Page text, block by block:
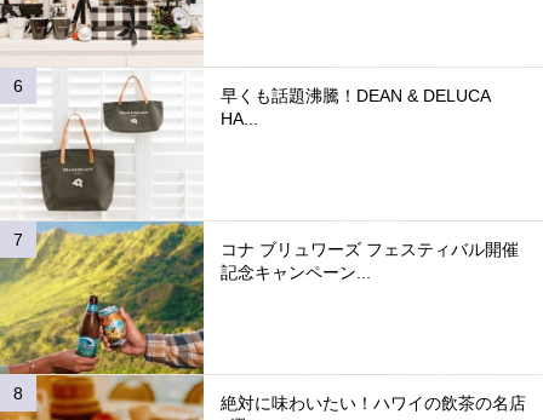
早くも話題沸騰！DEAN & DELUCA
HA...
コナ ブリュワーズ フェスティバル開催
記念キャンペーン...
絶対に味わいたい！ハワイの飲茶の名店